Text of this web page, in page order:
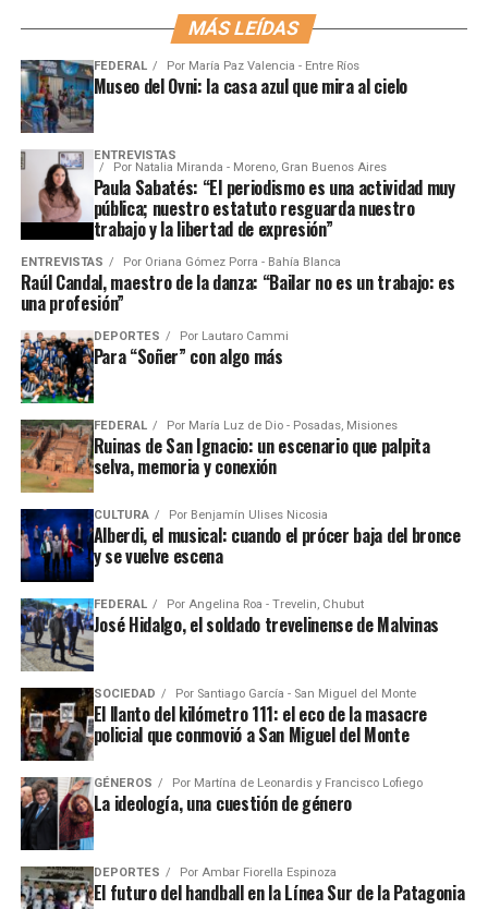
MÁS LEÍDAS
FEDERAL Por María Paz Valencia - Entre Ríos
Museo del Ovni: la casa azul que mira al cielo
ENTREVISTAS
Por Natalia Miranda - Moreno, Gran Buenos Aires
Paula Sabatés: “El periodismo es una actividad muy
pública; nuestro estatuto resguarda nuestro
trabajo y la libertad de expresión”
ENTREVISTAS Por Oriana Gómez Porra - Bahía Blanca
Raúl Candal, maestro de la danza: “Bailar no es un trabajo: es
una profesión”
DEPORTES Por Lautaro Cammi
Para “Soñer” con algo más
FEDERAL Por María Luz de Dio - Posadas, Misiones
Ruinas de San Ignacio: un escenario que palpita
selva, memoria y conexión
CULTURA Por Benjamín Ulises Nicosia
Alberdi, el musical: cuando el prócer baja del bronce
y se vuelve escena
FEDERAL Por Angelina Roa - Trevelin, Chubut
José Hidalgo, el soldado trevelinense de Malvinas
SOCIEDAD Por Santiago García - San Miguel del Monte
El llanto del kilómetro 111: el eco de la masacre
policial que conmovió a San Miguel del Monte
GÉNEROS Por Martína de Leonardis y Francisco Lofiego
La ideología, una cuestión de género
DEPORTES Por Ambar Fiorella Espinoza
El futuro del handball en la Línea Sur de la Patagonia